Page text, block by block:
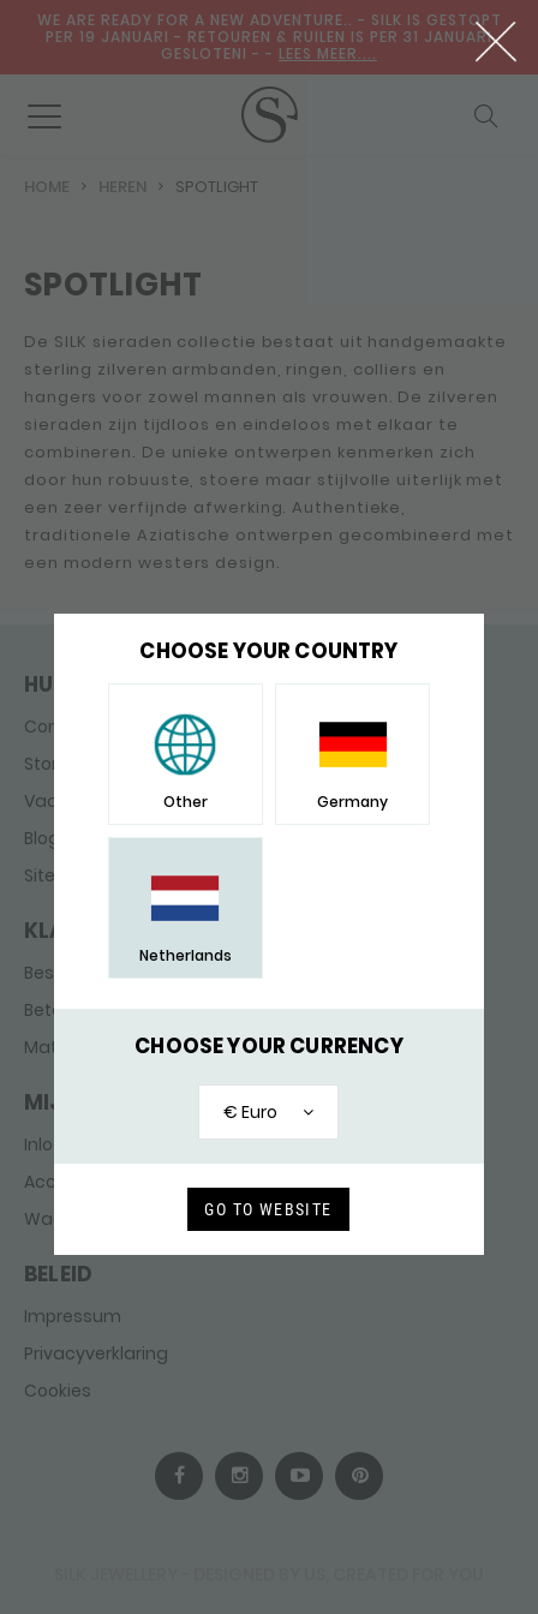
CHOOSE YOUR COUNTRY
Other Germany
Netherlands
CHOOSE YOUR CURRENCY
€ Euro
GO TO WEBSITE
WE ARE READY FOR A NEW ADVENTURE.. - SILK IS GESTOPT
PER 19 JANUARI - RETOUREN & RUILEN IS PER 31 JANUARI
GESLOTENI - - LEES MEER....
HOME HEREN SPOTLIGHT
SPOTLIGHT
De SILK sieraden collectie bestaat uit handgemaakte
sterling zilveren armbanden, ringen, colliers en
hangers voor zowel mannen als vrouwen. De zilveren
sieraden zijn tijdloos en eindeloos met elkaar te
combineren. De unieke ontwerpen kenmerken zich
door hun robuuste, stoere maar stijlvolle uiterlijk met
een zeer verfijnde afwerking. Authentieke,
traditionele Aziatische ontwerpen gecombineerd met
een modern westers design.
HULP & CONTACT
Contact
Storefinder
Vacatures
Blog
Sitemap
KLANTENSERVICE
Bestellen & Bezorgen
Betaling
Maten
MIJN ACCOUNT
Inloggen
Account aanmaken
Wachtwoord vergeten
BELEID
Impressum
Privacyverklaring
Cookies